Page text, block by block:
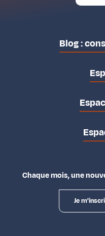
Blog :
Chaque mois, une
Je